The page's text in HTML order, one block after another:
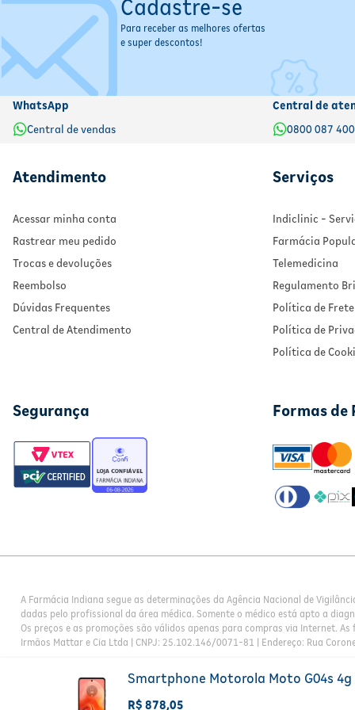
Smartphone Motorola Moto G04s 4g
R$ 878,05
Cadastre-se
Para receber as melhores ofertas
e super descontos!
WhatsApp
Central de vendas
Central de
0800 087
Atendimento
Acessar minha conta
Rastrear meu pedido
Trocas e devoluções
Reembolso
Dúvidas Frequentes
Central de Atendimento
Serviços
Indiclinic -
Farmácia
Telemedicina
Regulamento
Política de Frete
Política de
Política de
Segurança Formas de
A Farmácia Indiana segue as determinações da Agência Nacional de
dadas pelo profissional da área médica. Somente o médico está apto a
Os preços e as promoções são válidos apenas para compras via Internet.
Irmãos Mattar e Cia Ltda | CNPJ: 25.102.146/0071-81 | Endereço: Rua